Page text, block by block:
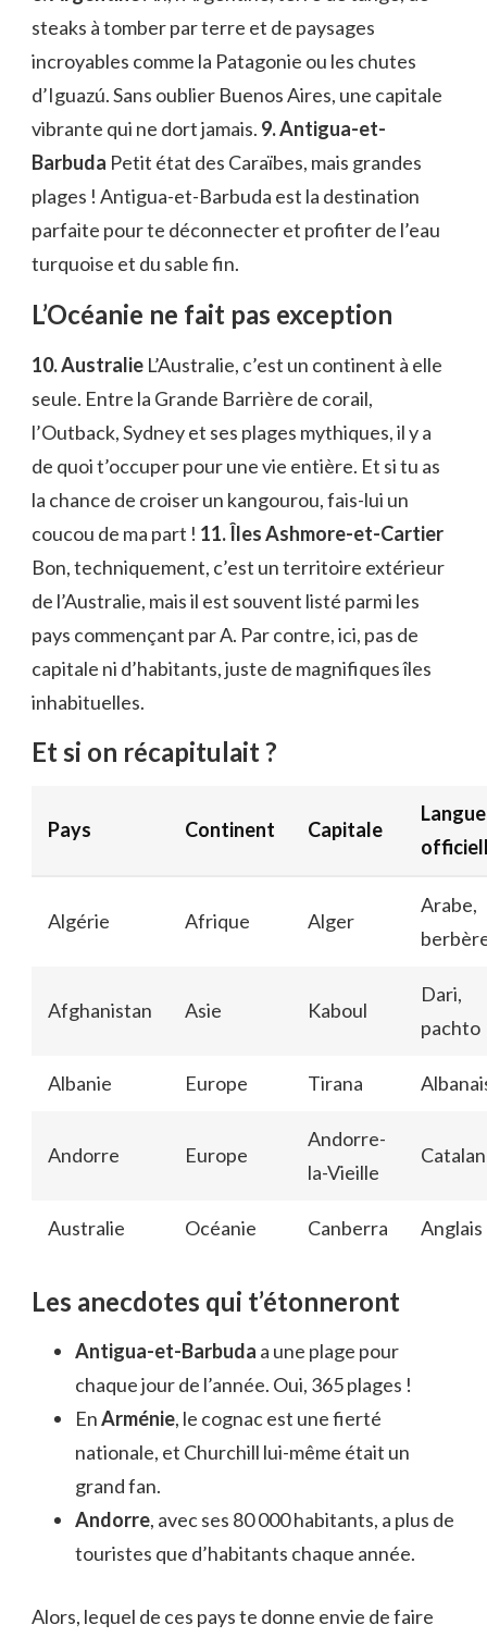
steaks à tomber par terre et de paysages
incroyables comme la Patagonie ou les chutes
d’Iguazú. Sans oublier Buenos Aires, une capitale
vibrante qui ne dort jamais. 9. Antigua-et-
Barbuda Petit état des Caraïbes, mais grandes
plages ! Antigua-et-Barbuda est la destination
parfaite pour te déconnecter et profiter de l’eau
turquoise et du sable fin.
L’Océanie ne fait pas exception
10. Australie L’Australie, c’est un continent à elle
seule. Entre la Grande Barrière de corail,
l’Outback, Sydney et ses plages mythiques, il y a
de quoi t’occuper pour une vie entière. Et si tu as
la chance de croiser un kangourou, fais-lui un
coucou de ma part ! 11. Îles Ashmore-et-Cartier
Bon, techniquement, c’est un territoire extérieur
de l’Australie, mais il est souvent listé parmi les
pays commençant par A. Par contre, ici, pas de
capitale ni d’habitants, juste de magnifiques îles
inhabituelles.
Et si on récapitulait ?
Pays Continent Capitale
Algérie Afrique Alger
Arabe,
Afghanistan Asie Kaboul
Dari,
pachto
Albanie Europe Tirana
Andorre Europe
Andorre-
la-Vieille
Catalan
Australie Océanie Canberra Anglais
Les anecdotes qui t’étonneront
Antigua-et-Barbuda a une plage pour
chaque jour de l’année. Oui, 365 plages !
EnArménie, le cognac est une fierté
nationale, et Churchill lui-même était un
grand fan.
Andorre, avec ses 80 000 habitants, a plus de
touristes que d’habitants chaque année.
Alors, lequel de ces pays te donne envie de faire